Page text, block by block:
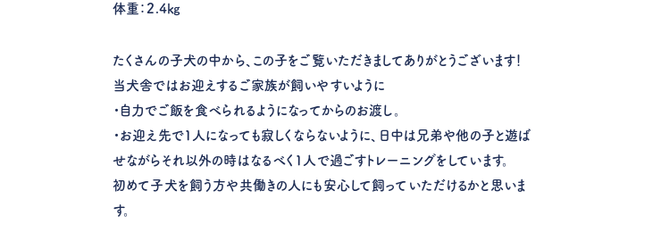
体重：2.4㎏
たくさんの子犬の中から、この子をご覧いただきましてありがとうございます！
当犬舎ではお迎えするご家族が飼いやすいように
・自力でご飯を食べられるようになってからのお渡し。
・お迎え先で1人になっても寂しくならないように、日中は兄弟や他の子と遊ば
せながらそれ以外の時はなるべく1人で過ごすトレーニングをしています。
初めて子犬を飼う方や共働きの人にも安心して飼っていただけるかと思いま
す。